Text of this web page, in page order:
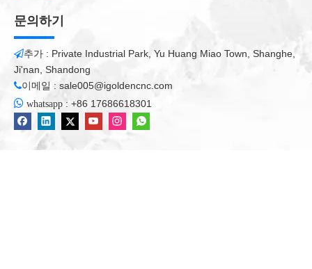
4) 마감 아크릴, PVC, MDF, 유리, 플라스틱, 구리 및 알루미늄 등
의 연질 금속을 포함한다.
컨트롤러 : 대만 SYNTEC 컨트롤러는 최고의 컨트롤러 시스템 중
하나입니다CNC 기계industryIts 가격은 성능은 새로운 스타터 운
영 배우는 아주 쉬운, 매우 안정적이고, 적합합니다.
문의하기
추가 : Private Industrial Park, Yu Huang Miao Town, Shanghe,
Ji'nan, Shandong
이메일 : sale005@igoldencnc.com
 whatsapp : +86 17686618301